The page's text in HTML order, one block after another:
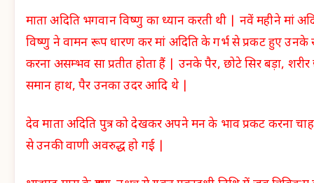
माता अदिति भगवान विष्णु का ध्यान करती थी | नवें महीने मां
विष्णु ने वामन रूप धारण कर मां अदिति के गर्भ से प्रकट हुए उनके
करना असम्भव सा प्रतीत होता हैं | उनके पैर, छोटे सिर बड़ा,
समान हाथ, पैर उनका उदर आदि थे |
देव माता अदिति पुत्र को देखकर अपने मन के भाव प्रकट करना
से उनकी वाणी अवरुद्ध हो गई |